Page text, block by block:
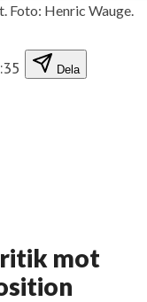
Foto: Henric Wauge.
Dela
mot